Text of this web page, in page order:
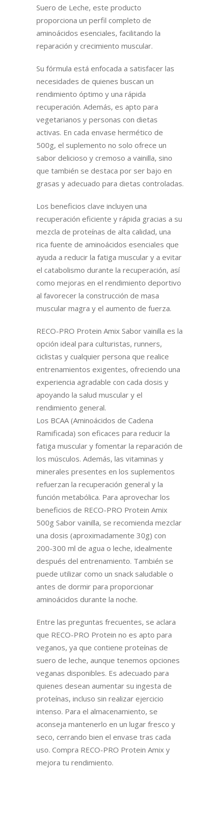
Suero de Leche, este producto
proporciona un perfil completo de
aminoácidos esenciales, facilitando la
reparación y crecimiento muscular.
Su fórmula está enfocada a satisfacer las
necesidades de quienes buscan un
rendimiento óptimo y una rápida
recuperación. Además, es apto para
vegetarianos y personas con dietas
activas. En cada envase hermético de
500g, el suplemento no solo ofrece un
sabor delicioso y cremoso a vainilla, sino
que también se destaca por ser bajo en
grasas y adecuado para dietas controladas.
Los beneficios clave incluyen una
recuperación eficiente y rápida gracias a su
mezcla de proteínas de alta calidad, una
rica fuente de aminoácidos esenciales que
ayuda a reducir la fatiga muscular y a evitar
el catabolismo durante la recuperación, así
como mejoras en el rendimiento deportivo
al favorecer la construcción de masa
muscular magra y el aumento de fuerza.
RECO-PRO Protein Amix Sabor vainilla es la
opción ideal para culturistas, runners,
ciclistas y cualquier persona que realice
entrenamientos exigentes, ofreciendo una
experiencia agradable con cada dosis y
apoyando la salud muscular y el
rendimiento general.
Los BCAA (Aminoácidos de Cadena
Ramificada) son eficaces para reducir la
fatiga muscular y fomentar la reparación de
los músculos. Además, las vitaminas y
minerales presentes en los suplementos
refuerzan la recuperación general y la
función metabólica. Para aprovechar los
beneficios de RECO-PRO Protein Amix
500g Sabor vainilla, se recomienda mezclar
una dosis (aproximadamente 30g) con
200-300 ml de agua o leche, idealmente
después del entrenamiento. También se
puede utilizar como un snack saludable o
antes de dormir para proporcionar
aminoácidos durante la noche.
Entre las preguntas frecuentes, se aclara
que RECO-PRO Protein no es apto para
veganos, ya que contiene proteínas de
suero de leche, aunque tenemos opciones
veganas disponibles. Es adecuado para
quienes desean aumentar su ingesta de
proteínas, incluso sin realizar ejercicio
intenso. Para el almacenamiento, se
aconseja mantenerlo en un lugar fresco y
seco, cerrando bien el envase tras cada
uso. Compra RECO-PRO Protein Amix y
mejora tu rendimiento.